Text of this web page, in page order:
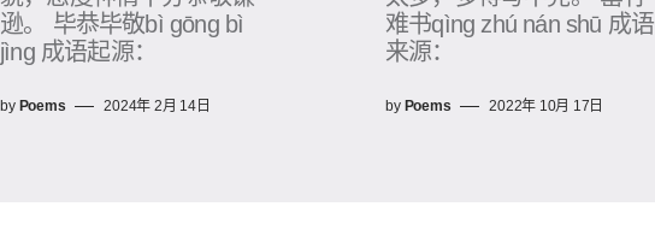
逊。 毕恭毕敬bì gōng bì
jìng 成语起源：
by Poems 2024年 2月 14日
难书qìng zhú nán shū 成语
来源：
by Poems 2022年 10月 17日